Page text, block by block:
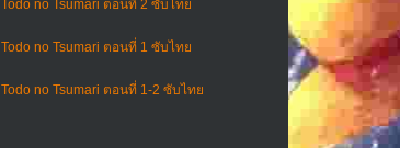
Todo no Tsumari ตอนที่ 2 ซับไทย
Todo no Tsumari ตอนที่ 1 ซับไทย
Todo no Tsumari ตอนที่ 1-2 ซับไทย